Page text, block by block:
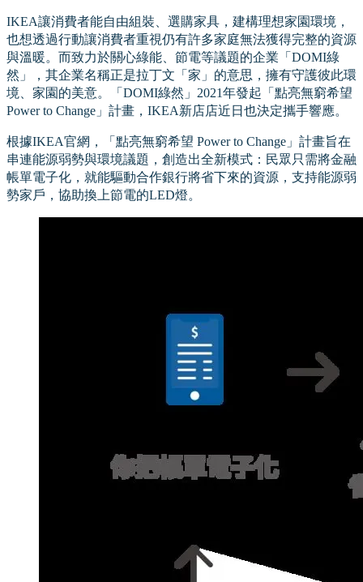
IKEA讓消費者能自由組裝、選購家具，建構理想家園環境，
也想透過行動讓消費者重視仍有許多家庭無法獲得完整的資源
與溫暖。而致力於關心綠能、節電等議題的企業「DOMI綠
然」，其企業名稱正是拉丁文「家」的意思，擁有守護彼此環
境、家園的美意。「DOMI綠然」2021年發起「點亮無窮希望
Power to Change」計畫，IKEA新店店近日也決定攜手響應。
根據IKEA官網，「點亮無窮希望 Power to Change」計畫旨在
串連能源弱勢與環境議題，創造出全新模式：民眾只需將金融
帳單電子化，就能驅動合作銀行將省下來的資源，支持能源弱
勢家戶，協助換上節電的LED燈。